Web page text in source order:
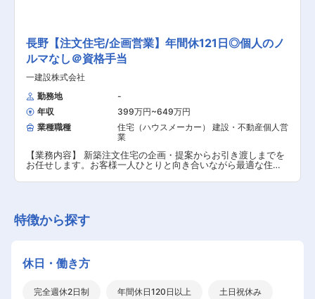
長野【注文住宅/企画営業】年間休121日◎個人のノ
ルマなし＠資格手当
一建設株式会社
勤務地
-
年収
399万円~649万円
業種職種
住宅（ハウスメーカー） 建設・不動産個人営
業
【業務内容】 新築注文住宅の企画・提案からお引き渡しまでを
お任せします。お客様一人ひとりと向き合いながら最適な住ま
様との信頼関係により、仲介業者様からお客様を紹介していた
全体での目標はありますが、個人ノルマはありません。そのた
め毎月数字に追われることはありませんし、達成度合いによっ
合が大きいケースが多いですが、同社はしっかりと固定給があ
稼げる環境です。 離職率10％以下の働きやすい環境です。 同社
特徴から探す
休日・働き方
完全週休2日制 年間休日120日以上 土日祝休み